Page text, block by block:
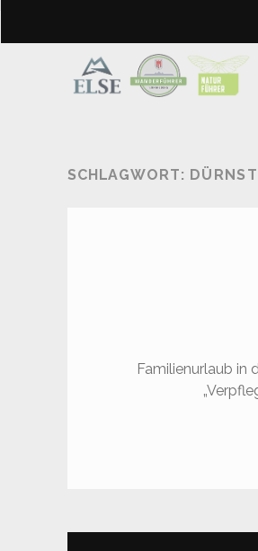
SCHLAGWORT:
Familienurlaub in